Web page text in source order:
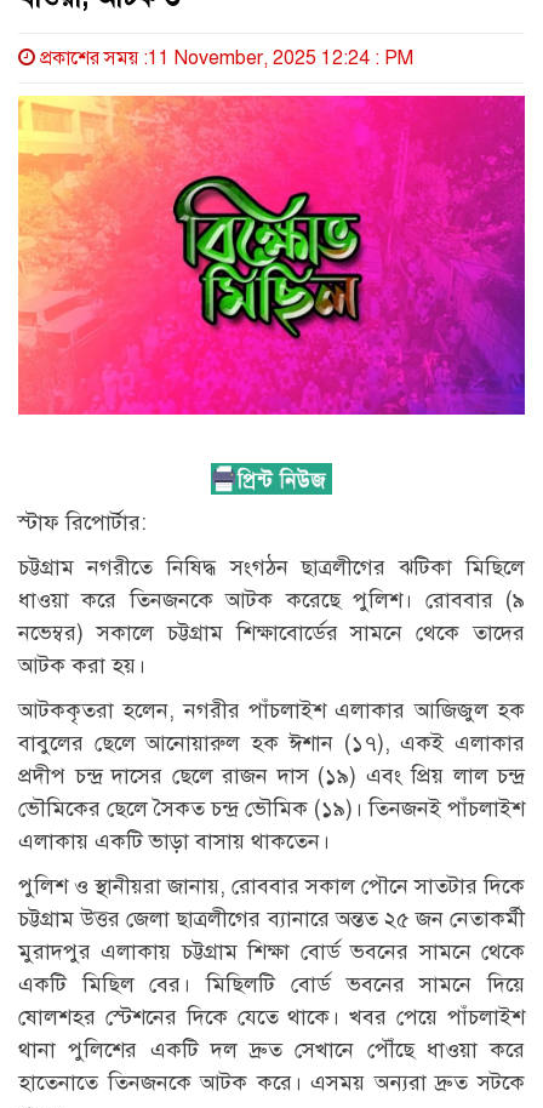
প্রকাশের সময় :11 November, 2025 12:24 : PM
স্টাফ রিপোর্টার:
চট্টগ্রাম নগরীতে নিষিদ্ধ সংগঠন ছাত্রলীগের ঝটিকা মিছিলে
ধাওয়া করে তিনজনকে আটক করেছে পুলিশ। রোববার (৯
নভেম্বর) সকালে চট্টগ্রাম শিক্ষাবোর্ডের সামনে থেকে তাদের
আটক করা হয়।
আটককৃতরা হলেন, নগরীর পাঁচলাইশ এলাকার আজিজুল হক
বাবুলের ছেলে আনোয়ারুল হক ঈশান (১৭), একই এলাকার
প্রদীপ চন্দ্র দাসের ছেলে রাজন দাস (১৯) এবং প্রিয় লাল চন্দ্র
ভৌমিকের ছেলে সৈকত চন্দ্র ভৌমিক (১৯)। তিনজনই পাঁচলাইশ
এলাকায় একটি ভাড়া বাসায় থাকতেন।
পুলিশ ও স্থানীয়রা জানায়, রোববার সকাল পৌনে সাতটার দিকে
চট্টগ্রাম উত্তর জেলা ছাত্রলীগের ব্যানারে অন্তত ২৫ জন নেতাকর্মী
মুরাদপুর এলাকায় চট্টগ্রাম শিক্ষা বোর্ড ভবনের সামনে থেকে
একটি মিছিল বের। মিছিলটি বোর্ড ভবনের সামনে দিয়ে
ষোলশহর স্টেশনের দিকে যেতে থাকে। খবর পেয়ে পাঁচলাইশ
থানা পুলিশের একটি দল দ্রুত সেখানে পৌঁছে ধাওয়া করে
হাতেনাতে তিনজনকে আটক করে। এসময় অন্যরা দ্রুত সটকে